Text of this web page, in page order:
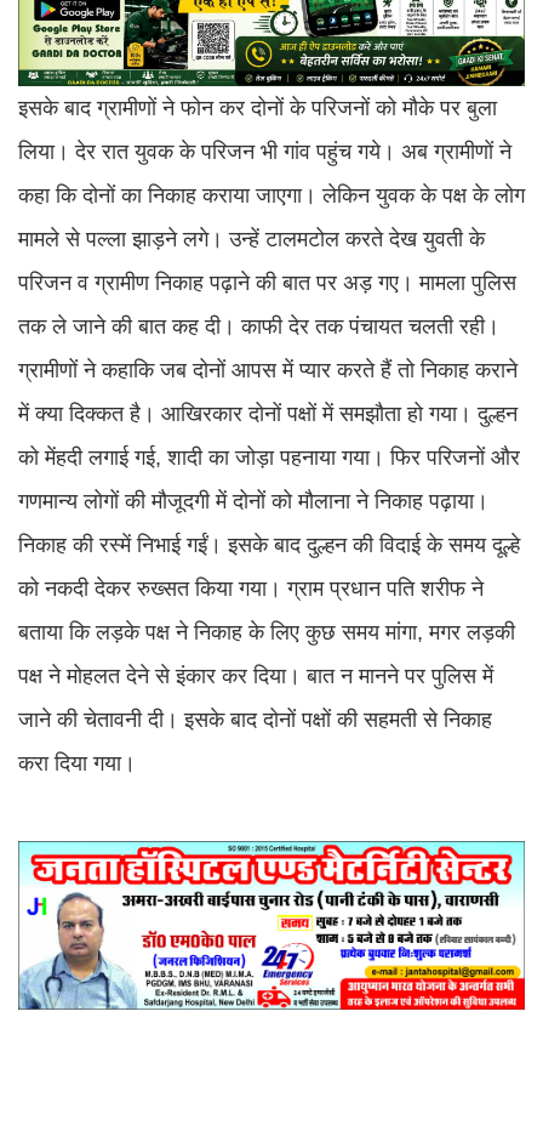
इसके बाद ग्रामीणों ने फोन कर दोनों के परिजनों को मौके पर बुला
लिया। देर रात युवक के परिजन भी गांव पहुंच गये। अब ग्रामीणों ने
कहा कि दोनों का निकाह कराया जाएगा। लेकिन युवक के पक्ष के लोग
मामले से पल्ला झाड़ने लगे। उन्हें टालमटोल करते देख युवती के
परिजन व ग्रामीण निकाह पढ़ाने की बात पर अड़ गए। मामला पुलिस
तक ले जाने की बात कह दी। काफी देर तक पंचायत चलती रही।
ग्रामीणों ने कहाकि जब दोनों आपस में प्यार करते हैं तो निकाह कराने
में क्या दिक्कत है। आखिरकार दोनों पक्षों में समझौता हो गया। दुल्हन
को मेंहदी लगाई गई, शादी का जोड़ा पहनाया गया। फिर परिजनों और
गणमान्य लोगों की मौजूदगी में दोनों को मौलाना ने निकाह पढ़ाया।
निकाह की रस्में निभाई गईं। इसके बाद दुल्हन की विदाई के समय दूल्हे
को नकदी देकर रुख्सत किया गया। ग्राम प्रधान पति शरीफ ने
बताया कि लड़के पक्ष ने निकाह के लिए कुछ समय मांगा, मगर लड़की
पक्ष ने मोहलत देने से इंकार कर दिया। बात न मानने पर पुलिस में
जाने की चेतावनी दी। इसके बाद दोनों पक्षों की सहमती से निकाह
करा दिया गया।